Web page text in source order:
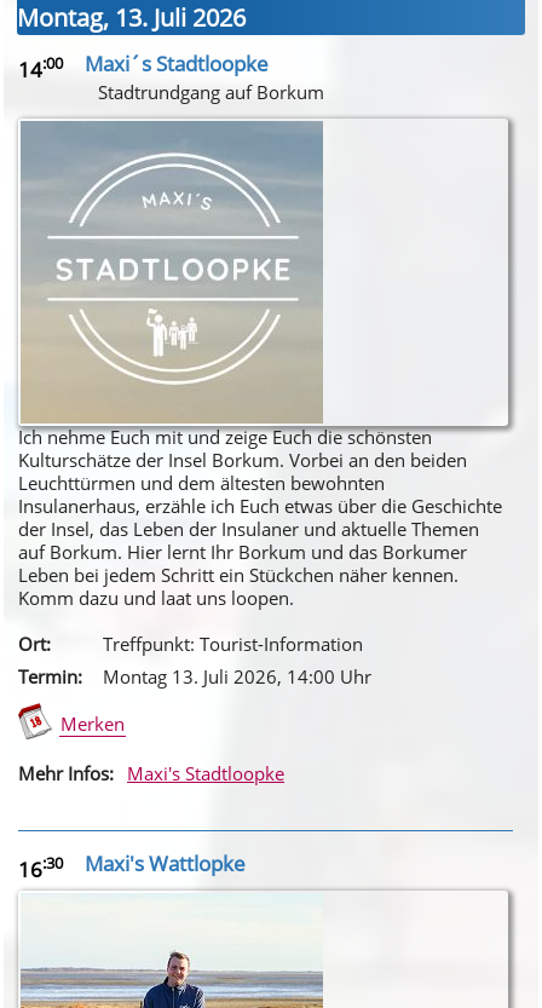
Montag, 13. Juli 2026
14:00 Maxi´s Stadtloopke
Stadtrundgang auf Borkum
Ich nehme Euch mit und zeige Euch die schönsten
Kulturschätze der Insel Borkum. Vorbei an den beiden
Leuchttürmen und dem ältesten bewohnten
Insulanerhaus, erzähle ich Euch etwas über die Geschichte
der Insel, das Leben der Insulaner und aktuelle Themen
auf Borkum. Hier lernt Ihr Borkum und das Borkumer
Leben bei jedem Schritt ein Stückchen näher kennen.
Komm dazu und laat uns loopen.
Ort:
Treffpunkt: Tourist-Information
Termin:
Montag 13. Juli 2026, 14:00 Uhr
Merken
Mehr Infos: Maxi's Stadtloopke
16:30 Maxi's Wattlopke